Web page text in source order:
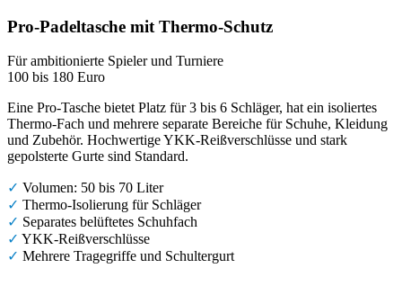
Pro-Padeltasche mit Thermo-Schutz
Für ambitionierte Spieler und Turniere
100 bis 180 Euro
Eine Pro-Tasche bietet Platz für 3 bis 6 Schläger, hat ein isoliertes
Thermo-Fach und mehrere separate Bereiche für Schuhe, Kleidung
und Zubehör. Hochwertige YKK-Reißverschlüsse und stark
gepolsterte Gurte sind Standard.
✓ Volumen: 50 bis 70 Liter
✓ Thermo-Isolierung für Schläger
✓ Separates belüftetes Schuhfach
✓ YKK-Reißverschlüsse
✓ Mehrere Tragegriffe und Schultergurt